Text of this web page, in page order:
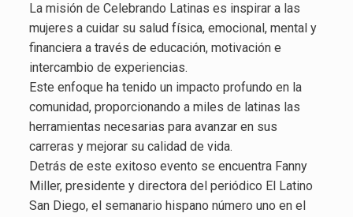
La misión de Celebrando Latinas es inspirar a las
mujeres a cuidar su salud física, emocional, mental y
financiera a través de educación, motivación e
intercambio de experiencias.
Este enfoque ha tenido un impacto profundo en la
comunidad, proporcionando a miles de latinas las
herramientas necesarias para avanzar en sus
carreras y mejorar su calidad de vida.
Detrás de este exitoso evento se encuentra Fanny
Miller, presidente y directora del periódico El Latino
San Diego, el semanario hispano número uno en el